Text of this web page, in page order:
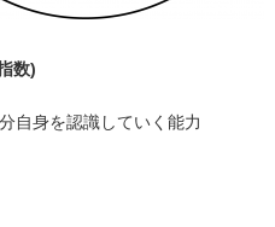
数)
自身を認識していく能力